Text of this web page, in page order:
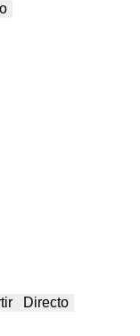
Directo